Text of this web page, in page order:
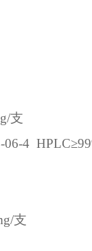
支
06-4 HPLC≥
支